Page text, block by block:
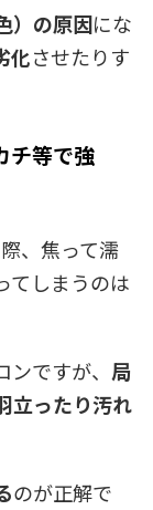
）の原因にな
化させたりす
チ等で強
、焦って濡
てしまうのは
ですが、 局
立ったり汚れ
のが正解で